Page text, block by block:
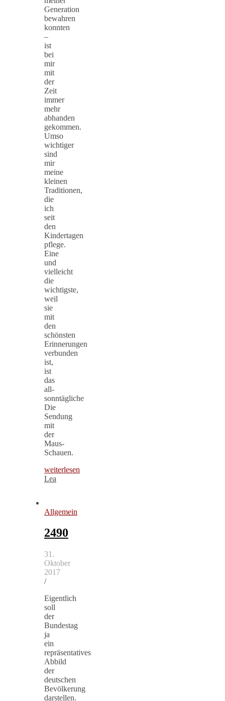
Generation
bewahren
konnten
–
ist
bei
mir
mit
der
Zeit
immer
mehr
abhanden
gekommen.
Umso
wichtiger
sind
mir
meine
kleinen
Traditionen,
die
ich
seit
den
Kindertagen
pflege.
Eine
und
vielleicht
die
wichtigste,
weil
sie
mit
den
schönsten
Erinnerungen
verbunden
ist,
ist
das
all-
sonntägliche
Die
Sendung
mit
der
Maus-
Schauen.
weiterlesen
Lea
Allgemein
2490
31.
Oktober
2017
/
Eigentlich
soll
der
Bundestag
ja
ein
repräsentatives
Abbild
der
deutschen
Bevölkerung
darstellen.